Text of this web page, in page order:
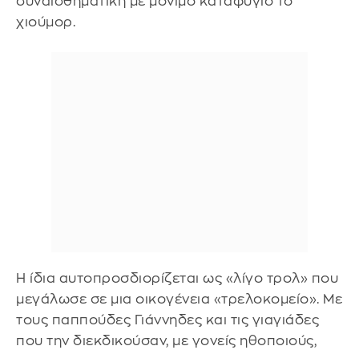
χιούμορ.
Η ίδια αυτοπροσδιορίζεται ως «λίγο τρολ» που
μεγάλωσε σε μια οικογένεια «τρελοκομείο». Με
τους παππούδες Γιάννηδες και τις γιαγιάδες
που την διεκδικούσαν, με γονείς ηθοποιούς,